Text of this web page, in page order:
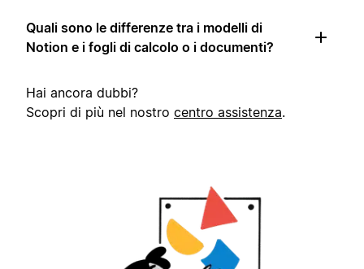
Quali sono le differenze tra i modelli di
Notion e i fogli di calcolo o i documenti?
Hai ancora dubbi?
Scopri di più nel nostro centro assistenza.